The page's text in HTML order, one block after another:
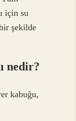
için su
şekilde
nedir?
kabuğu,